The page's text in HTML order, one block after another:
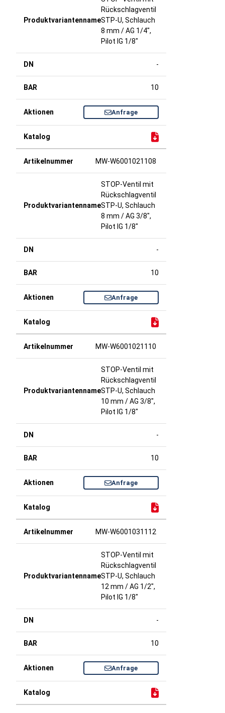
Rückschlagventil
STP-U, Schlauch
8 mm / AG 1/4",
Pilot IG 1/8"
-
10
Anfrage
MW-W6001021108
STOP-Ventil mit
Rückschlagventil
STP-U, Schlauch
8 mm / AG 3/8",
Pilot IG 1/8"
-
10
Anfrage
MW-W6001021110
STOP-Ventil mit
Rückschlagventil
STP-U, Schlauch
10 mm / AG 3/8",
Pilot IG 1/8"
-
10
Anfrage
MW-W6001031112
STOP-Ventil mit
Rückschlagventil
STP-U, Schlauch
12 mm / AG 1/2",
Pilot IG 1/8"
-
10
Anfrage